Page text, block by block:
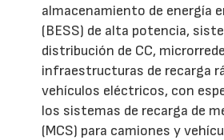
almacenamiento de energía
(BESS) de alta potencia,
distribución de CC,
infraestructuras de recarga
vehículos eléctricos, con
los sistemas de recarga de
(MCS) para camiones y